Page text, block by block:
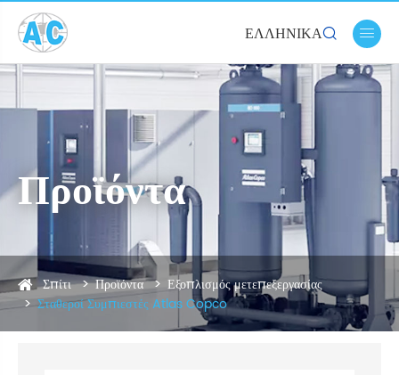
ΕΛΛΗΝΙΚΆ 
Προϊόντα
Σπίτι Προϊόντα
Εξοπλισμός μετεπεξεργασίας
Σταθεροί Συμπιεστές Atlas Copco